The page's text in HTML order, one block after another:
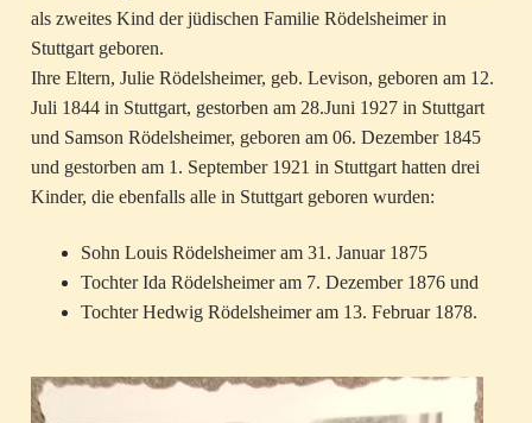
als zweites Kind der jüdischen Familie Rödelsheimer in
Stuttgart geboren.
Ihre Eltern, Julie Rödelsheimer, geb. Levison, geboren am 12.
Juli 1844 in Stuttgart, gestorben am 28.Juni 1927 in Stuttgart
und Samson Rödelsheimer, geboren am 06. Dezember 1845
und gestorben am 1. September 1921 in Stuttgart hatten drei
Kinder, die ebenfalls alle in Stuttgart geboren wurden:
Sohn Louis Rödelsheimer am 31. Januar 1875
Tochter Ida Rödelsheimer am 7. Dezember 1876 und
Tochter Hedwig Rödelsheimer am 13. Februar 1878.